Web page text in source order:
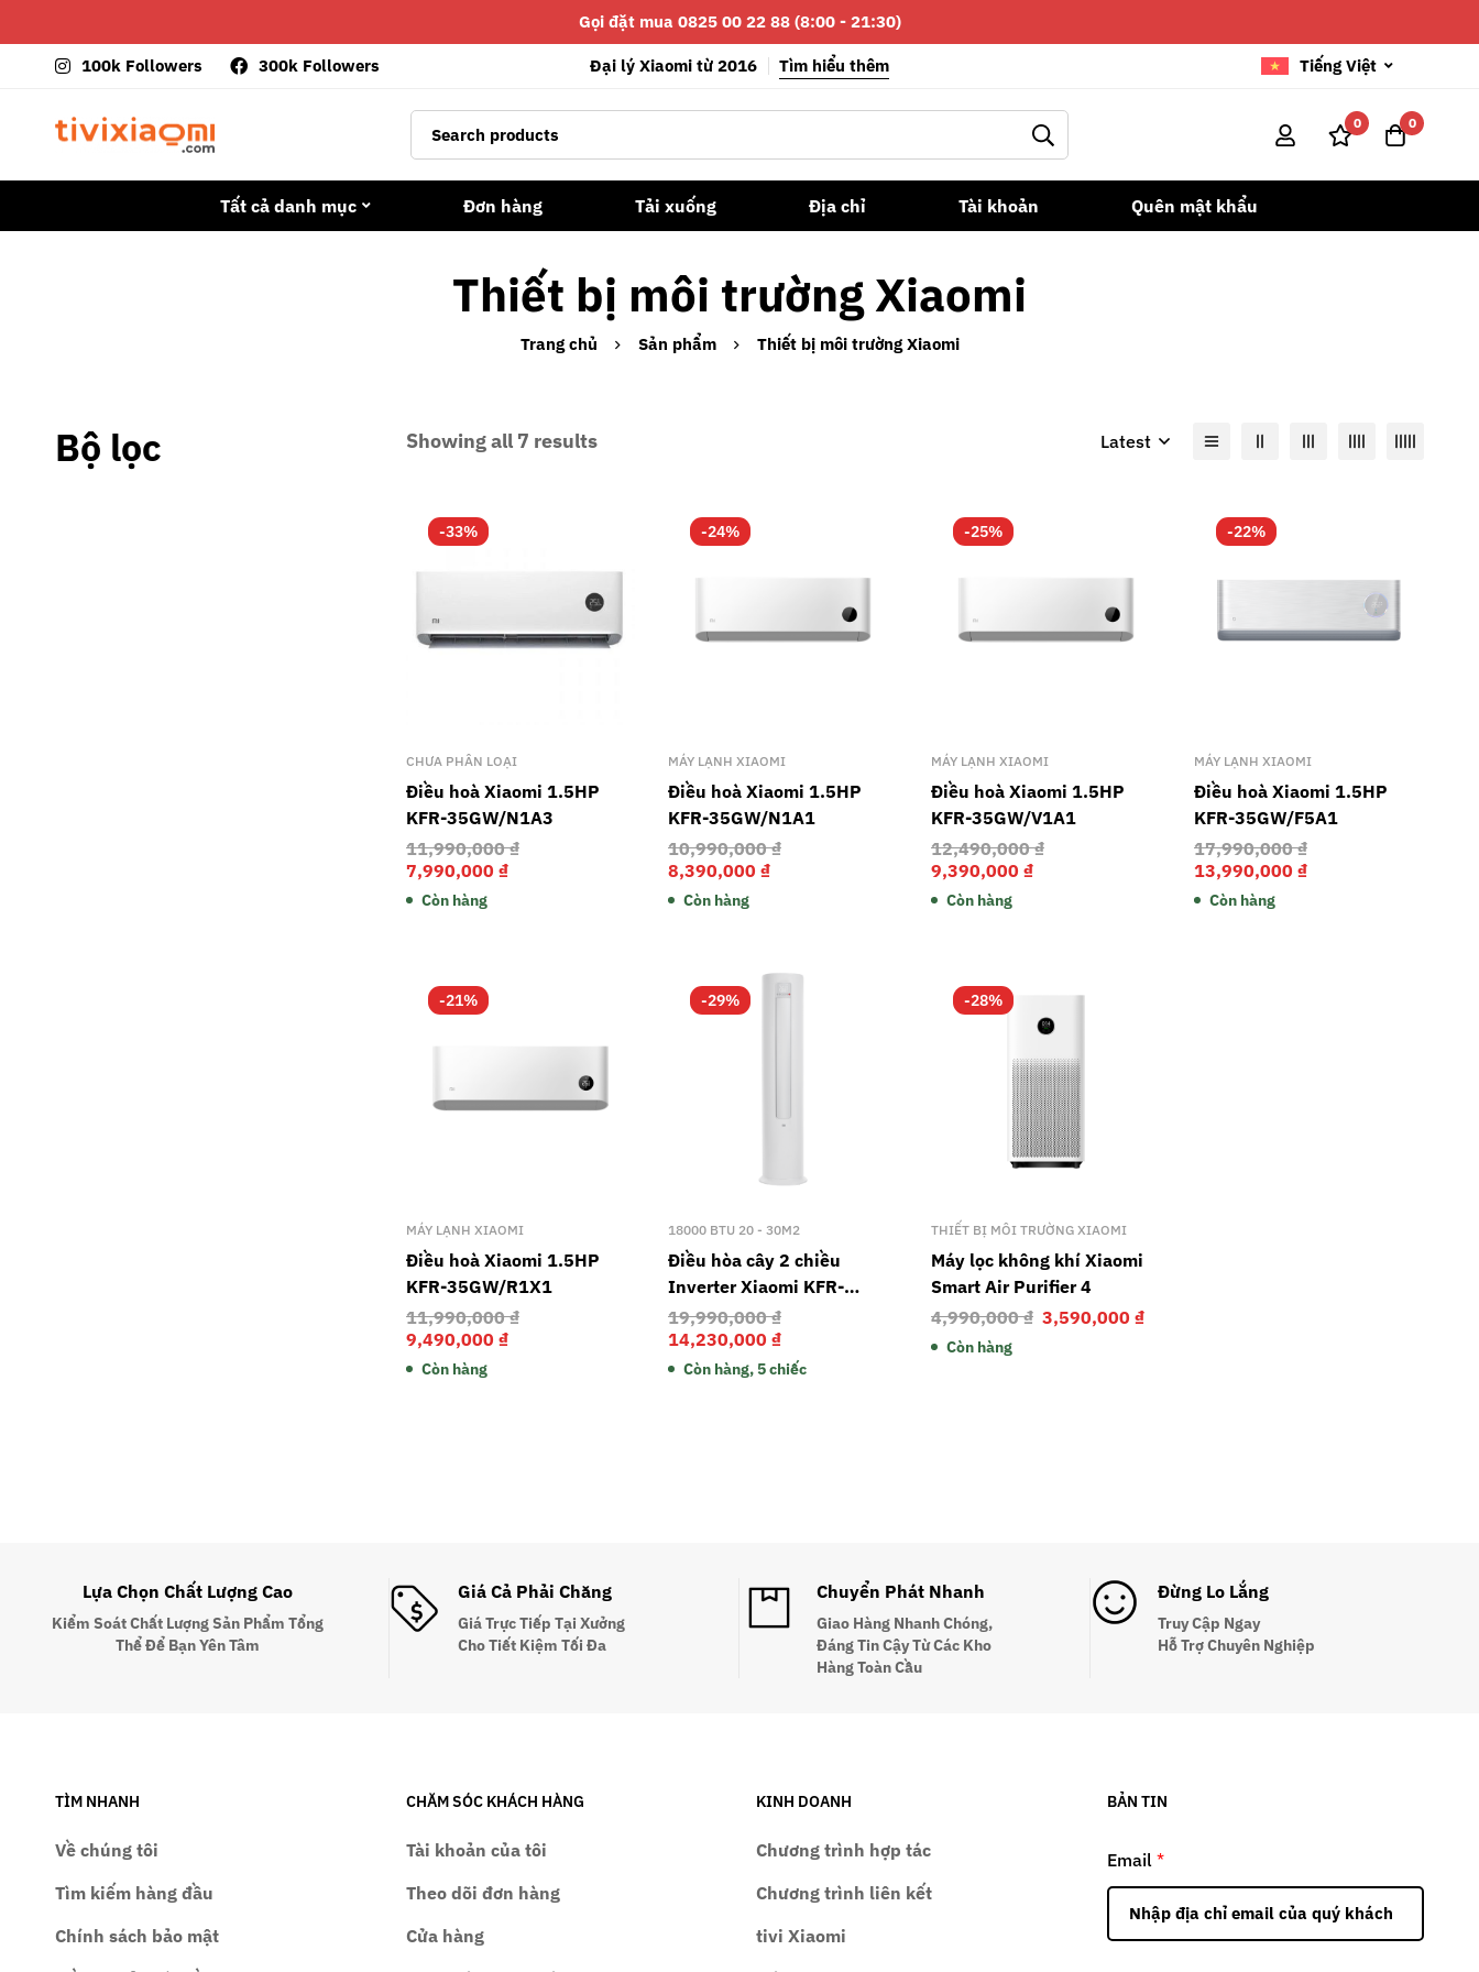
Gọi đặt mua 0825 00 22 88 (8:00 - 21:30)
100k Followers 300k Followers Đại lý Xiaomi từ 2016 Tìm hiểu thêm Tiếng Việt
0 0
Tất cả danh mục Đơn hàng Tải xuống Địa chỉ Tài khoản Quên mật khẩu
Thiết bị môi trường Xiaomi
Trang chủ Sản phẩm Thiết bị môi trường Xiaomi
Bộ lọc Showing all 7 results Latest
-33%
CHƯA PHÂN LOẠI
Điều hoà Xiaomi 1.5HP
KFR-35GW/N1A3
11,990,000₫
7,990,000 ₫
Còn hàng
-24%
MÁY LẠNH XIAOMI
Điều hoà Xiaomi 1.5HP
KFR-35GW/N1A1
10,990,000₫
8,390,000₫
Còn hàng
-25%
MÁY LẠNH XIAOMI
Điều hoà Xiaomi 1.5HP
KFR-35GW/V1A1
12,490,000₫
9,390,000₫
Còn hàng
-22%
MÁY LẠNH XIAOMI
Điều hoà Xiaomi 1.5HP
KFR-35GW/F5A1
17,990,000₫
13,990,000₫
Còn hàng
-21%
MÁY LẠNH XIAOMI
Điều hoà Xiaomi 1.5HP
KFR-35GW/R1X1
11,990,000₫
9,490,000 ₫
Còn hàng
-29%
18000 BTU 20 - 30M2
Điều hòa cây 2 chiều
Inverter Xiaomi KFR-
51LW/N1A3 – 18.000 BTU
19,990,000₫
14,230,000₫
Còn hàng, 5 chiếc
-28%
THIẾT BỊ MÔI TRƯỜNG XIAOMI
Máy lọc không khí Xiaomi
Smart Air Purifier 4
4,990,000₫ 3,590,000₫
Còn hàng
Lựa Chọn Chất Lượng Cao
Kiểm Soát Chất Lượng Sản Phẩm Tổng
Thể Để Bạn Yên Tâm
Giá Cả Phải Chăng
Giá Trực Tiếp Tại Xưởng
Cho Tiết Kiệm Tối Đa
Chuyển Phát Nhanh
Giao Hàng Nhanh Chóng,
Đáng Tin Cậy Từ Các Kho
Hàng Toàn Cầu
Đừng Lo Lắng
Truy Cập Ngay
Hỗ Trợ Chuyên Nghiệp
TÌM NHANH
Về chúng tôi
Tìm kiếm hàng đầu
Chính sách bảo mật
CHĂM SÓC KHÁCH HÀNG
Tài khoản của tôi
Theo dõi đơn hàng
Cửa hàng
KINH DOANH
Chương trình hợp tác
Chương trình liên kết
tivi Xiaomi
BẢN TIN
Email *